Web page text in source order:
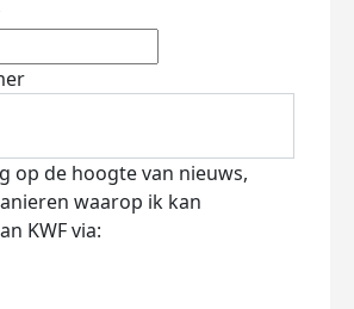
op de hoogte van nieuws,
waarop ik kan
KWF via: